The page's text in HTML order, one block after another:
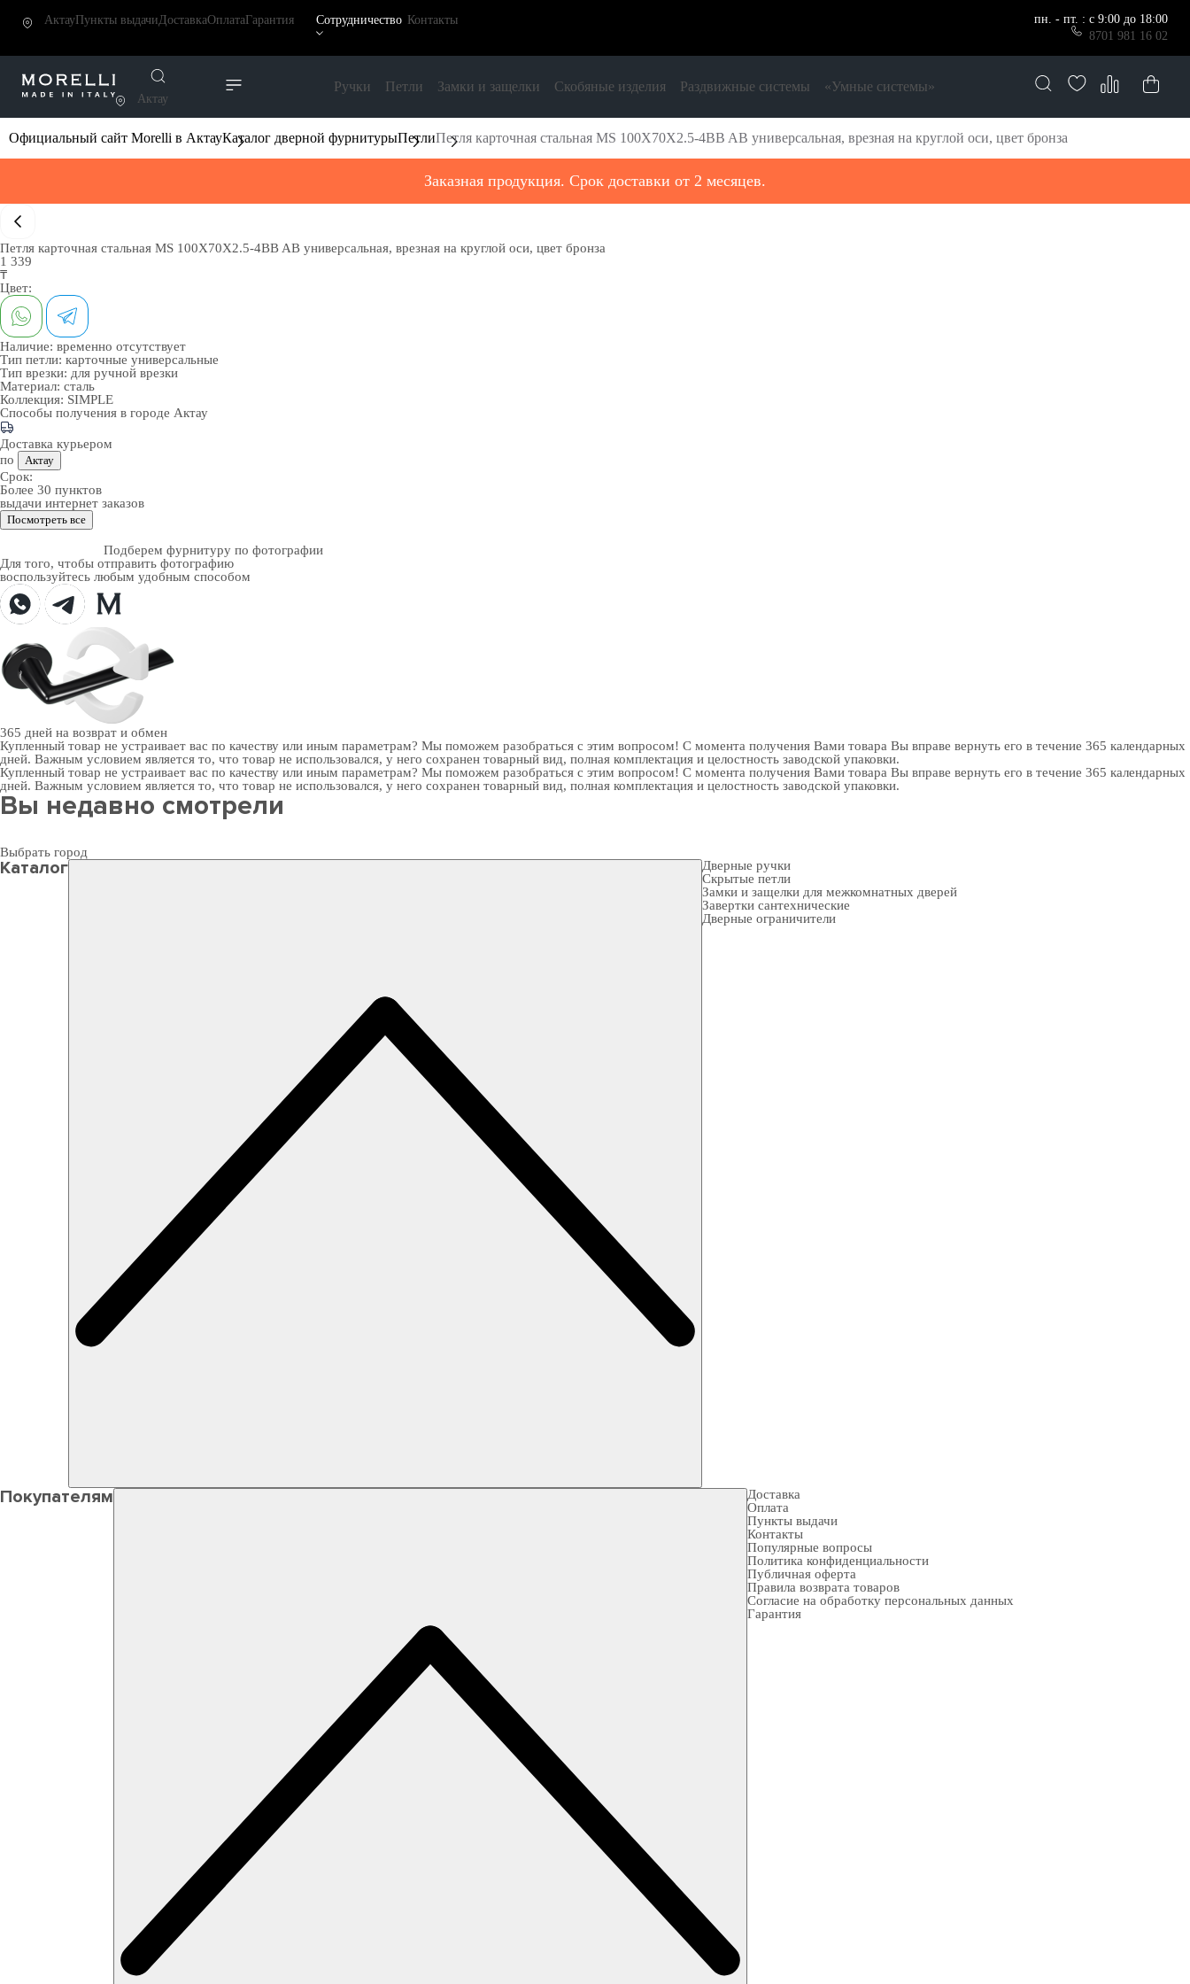
АктауПункты выдачиДоставкаОплатаГарантия Сотрудничество Контакты
пн. - пт. : с 9:00 до 18:00
8701 981 16 02
Актау
Ручки Петли Замки и защелки Скобяные изделия Раздвижные системы «Умные системы»
Официальный сайт Morelli в АктауКаталог дверной фурнитурыПетлиПетля карточная стальная MS 100X70X2.5-4BB AB универсальная, врезная на круглой оси, цвет бронза
Заказная продукция. Срок доставки от 2 месяцев.
Петля карточная стальная MS 100X70X2.5-4BB AB универсальная, врезная на круглой оси, цвет бронза
1 339
₸
Цвет:
Наличие: временно отсутствует
Тип петли: карточные универсальные
Тип врезки: для ручной врезки
Материал: сталь
Коллекция: SIMPLE
Способы получения в городе Актау
Доставка курьером
по
Актау
Срок:
Более 30 пунктов
выдачи интернет заказов
Посмотреть все
Подберем фурнитуру по фотографии
Для того, чтобы отправить фотографию
воспользуйтесь любым удобным способом
365 дней на возврат и обмен
Купленный товар не устраивает вас по качеству или иным параметрам? Мы поможем разобраться с этим вопросом! С момента получения Вами товара Вы вправе вернуть его в течение 365 календарных
дней. Важным условием является то, что товар не использовался, у него сохранен товарный вид, полная комплектация и целостность заводской упаковки.
Купленный товар не устраивает вас по качеству или иным параметрам? Мы поможем разобраться с этим вопросом! С момента получения Вами товара Вы вправе вернуть его в течение 365 календарных
дней. Важным условием является то, что товар не использовался, у него сохранен товарный вид, полная комплектация и целостность заводской упаковки.
Вы недавно смотрели
Выбрать город
Каталог
Дверные ручки
Скрытые петли
Замки и защелки для межкомнатных дверей
Завертки сантехнические
Дверные ограничители
Покупателям
Доставка
Оплата
Пункты выдачи
Контакты
Популярные вопросы
Политика конфиденциальности
Публичная оферта
Правила возврата товаров
Согласие на обработку персональных данных
Гарантия